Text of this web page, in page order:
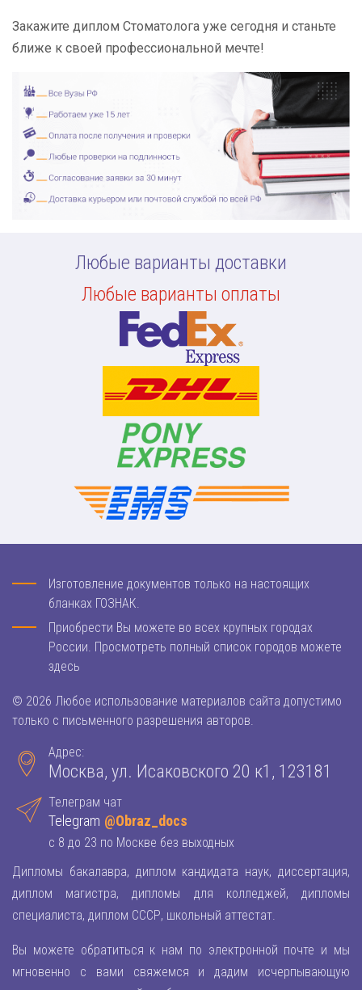
Закажите диплом Стоматолога уже сегодня и станьте
ближе к своей профессиональной мечте!
Любые варианты доставки
Любые варианты оплаты
Изготовление документов только на настоящих
бланках ГОЗНАК.
Приобрести Вы можете во всех крупных городах
России. Просмотреть полный список городов можете
здесь
© 2026 Любое использование материалов сайта допустимо
только с письменного разрешения авторов.
Адрес:
Москва, ул. Исаковского 20 к1, 123181
Телеграм чат
Telegram @Obraz_docs
с 8 до 23 по Москве без выходных
Дипломы бакалавра, диплом кандидата наук, диссертация,
диплом магистра, дипломы для колледжей, дипломы
специалиста, диплом СССР, школьный аттестат.
Вы можете обратиться к нам по электронной почте и мы
мгновенно с вами свяжемся и дадим исчерпывающую